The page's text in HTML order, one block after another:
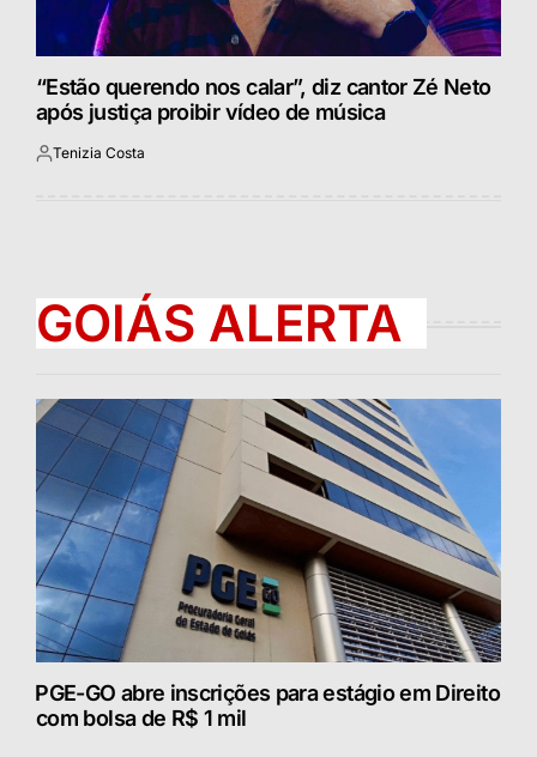
“Estão querendo nos calar”, diz cantor Zé Neto
após justiça proibir vídeo de música
Postado
Tenizia Costa
GOIÁS ALERTA
⁠PGE-GO abre inscrições para estágio em Direito
com bolsa de R$ 1 mil